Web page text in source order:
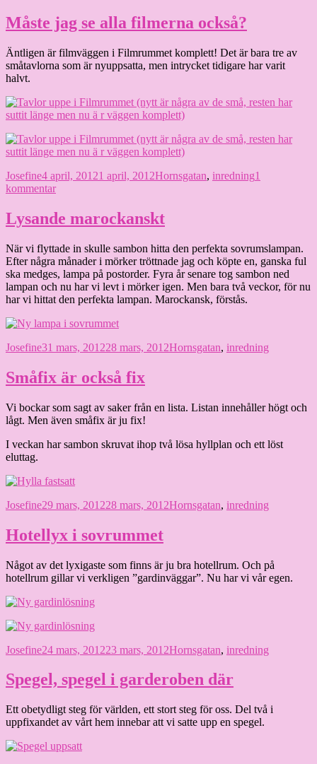
Måste jag se alla filmerna också?
Äntligen är filmväggen i Filmrummet komplett! Det är bara tre av
småtavlorna som är nyuppsatta, men intrycket tidigare har varit
halvt.
Författare
JosefinePublicerat
den
4 april, 20121 april, 2012Kategorier
Hornsgatan, inredning1
kommentartill
jag
se
filmerna
också?
Lysande marockanskt
När vi flyttade in skulle sambon hitta den perfekta sovrumslampan.
Efter några månader i mörker tröttnade jag och köpte en, ganska ful
ska medges, lampa på postorder. Fyra år senare tog sambon ned
lampan och nu har vi levt i mörker igen. Men bara två veckor, för nu
har vi hittat den perfekta lampan. Marockansk, förstås.
Författare
JosefinePublicerat
31 mars, 201228 mars, 2012Kategorier
Hornsgatan, inredning
Småfix är också fix
Vi bockar som sagt av saker från en lista. Listan innehåller högt och
lågt. Men även småfix är ju fix!
I veckan har sambon skruvat ihop två lösa hyllplan och ett löst
eluttag.
Författare
JosefinePublicerat
29 mars, 201228 mars, 2012Kategorier
Hornsgatan, inredning
Hotellyx i sovrummet
Något av det lyxigaste som finns är ju bra hotellrum. Och på
hotellrum gillar vi verkligen ”gardinväggar”. Nu har vi vår egen.
Författare
JosefinePublicerat
24 mars, 201223 mars, 2012Kategorier
Hornsgatan, inredning
Spegel, spegel i garderoben där
Ett obetydligt steg för världen, ett stort steg för oss. Del två i
uppfixandet av vårt hem innebar att vi satte upp en spegel.